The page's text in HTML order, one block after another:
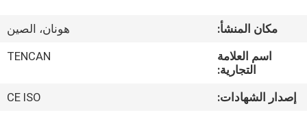
منتجات
معلومات
عنا
مكان المنشأ:
هونان، الصين
اسم العلامة
التجارية:
TENCAN
إصدار الشهادات:
CE ISO